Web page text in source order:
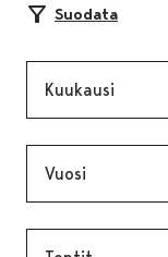
Suodata